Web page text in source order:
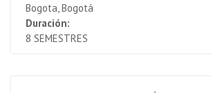
Bogota, Bogotá
Duración:
8 SEMESTRES